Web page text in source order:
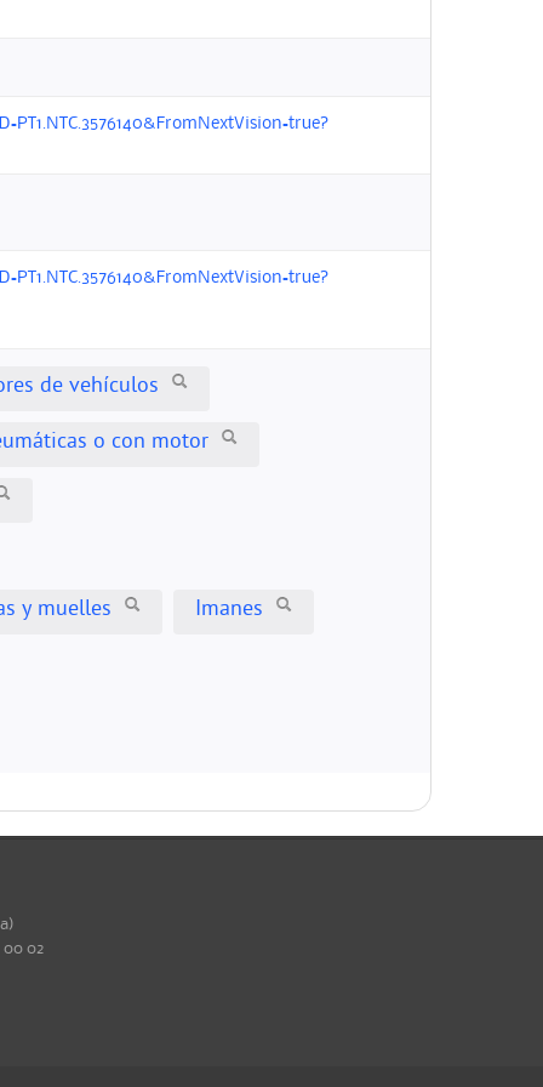
de vehículos
o con motor
y muelles Imanes
00 02